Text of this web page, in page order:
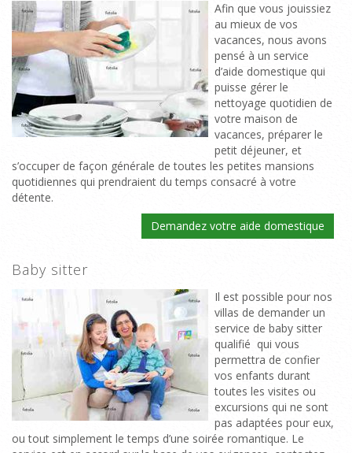
Afin que vous jouissiez
au mieux de vos
vacances, nous avons
pensé à un service
d’aide domestique qui
puisse gérer le
nettoyage quotidien de
votre maison de
vacances, préparer le
petit déjeuner, et
s’occuper de façon générale de toutes les petites mansions
quotidiennes qui prendraient du temps consacré à votre
détente.
Demandez votre aide domestique
Baby sitter
Il est possible pour nos
villas de demander un
service de baby sitter
qualifié qui vous
permettra de confier
vos enfants durant
toutes les visites ou
excursions qui ne sont
pas adaptées pour eux,
ou tout simplement le temps d’une soirée romantique. Le